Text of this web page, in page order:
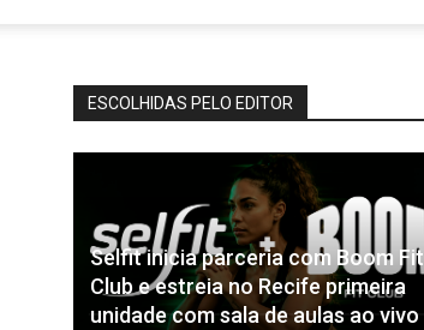
ESCOLHIDAS PELO EDITOR
Selfit inicia parceria com Boom Fit
Club e estreia no Recife primeira
unidade com sala de aulas ao vivo